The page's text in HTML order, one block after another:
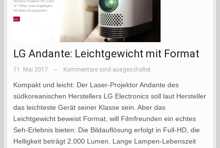
LG Andante: Leichtgewicht mit Format
11. Mai 2017 — Kommentare sind ausgeschaltet
Kompakt und leicht: Der Laser-Projektor Andante des
südkoreanischen Herstellers LG Electronics soll laut Hersteller
das leichteste Gerät seiner Klasse sein. Aber das
Leichtgewicht beweist Format, will Filmfreunden ein echtes
Seh-Erlebnis bieten: Die Bildauflösung erfolgt in Full-HD, die
Helligkeit beträgt 2.000 Lumen. Lange Lampen-Lebenszeit